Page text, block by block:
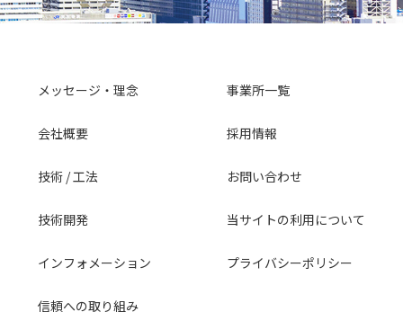
メッセージ・理念
会社概要
技術 / 工法
技術開発
インフォメーション
信頼への取り組み
事業所一覧
採用情報
お問い合わせ
当サイトの利用について
プライバシーポリシー